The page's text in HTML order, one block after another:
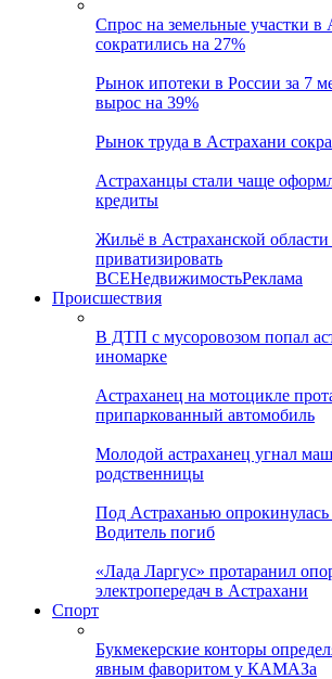
Спрос на земельные участки в
сократились на 27%
Рынок ипотеки в России за 7
вырос на 39%
Рынок труда в Астрахани
Астраханцы стали чаще
кредиты
Жильё в Астраханской области
приватизировать
ВСЕНедвижимостьРеклама
Происшествия
В ДТП с мусоровозом попал
иномарке
Астраханец на мотоцикле
припаркованный автомобиль
Молодой астраханец угнал
родственницы
Под Астраханью
Водитель погиб
«Лада Ларгус» протаранил
электропередач в Астрахани
Спорт
Букмекерские конторы
явным фаворитом у КАМАЗа